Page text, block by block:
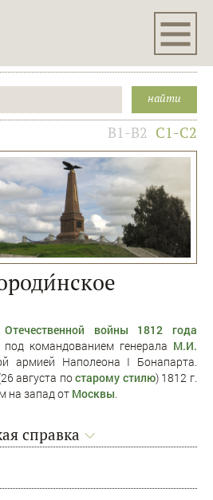
B1-B2 C1-C2
Отечественной войны 1812 года
под командованием генерала М.И.
армией Наполеона I Бонапарта.
августа постарому стилю) 1812 г.
на запад от Москвы.
справка